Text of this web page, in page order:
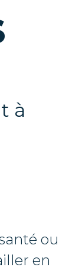
à
ou
en